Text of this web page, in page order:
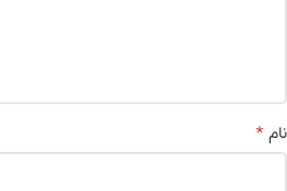
نام*